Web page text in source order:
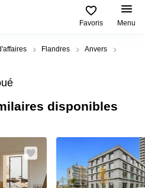
Favoris Menu
Flandres
Anvers
disponibles